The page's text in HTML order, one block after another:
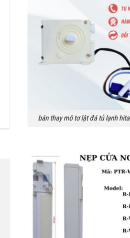
bán thay mô tơ lật đá tủ lạnh